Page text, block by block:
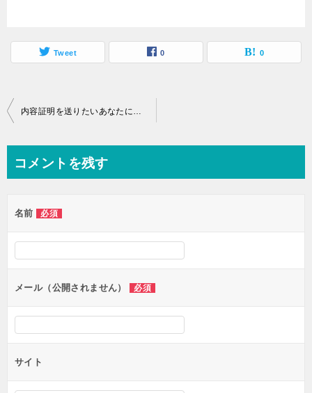
Tweet 0 0
投
ビ
ー
シ
ン
内容証明を送りたいあなたに書き方や文例等を具体的にアドバイス！
コメントを残す
名前 必須
メール（公開されません） 必須
サイト